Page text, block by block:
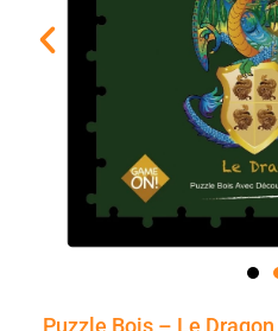
Puzzle Bois – Le Dragon